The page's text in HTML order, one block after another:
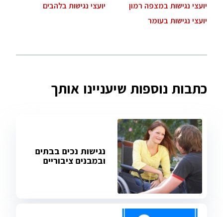
יועצי נגישות במצפה רמון
יועצי נגישות בלהבים
יועצי נגישות בעומר
כתבות נוספות שיעניינו אותך
נגישות נכים בבתים
ובמבנים ציבוריים